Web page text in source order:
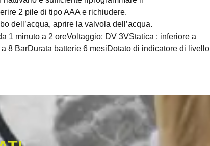
2 pile di tipo AAA e richiudere.
dell’acqua, aprire la valvola dell’acqua.
1 minuto a 2 oreVoltaggio: DV 3VStatica : inferiore a
8 BarDurata batterie 6 mesiDotato di indicatore di livello